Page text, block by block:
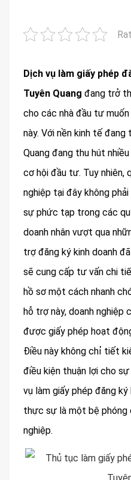
Dịch vụ làm giấy phép
Tuyên Quang đang trở
cho các nhà đầu tư
này. Với nền kinh tế
Quang đang thu hút
cơ hội đầu tư. Tuy nhiên,
nghiệp tại đây không
sự phức tạp trong các
doanh nhân vượt qua
trợ đăng ký kinh doanh
sẽ cung cấp tư vấn chi
hồ sơ một cách nhanh
hỗ trợ này, doanh nghiệp
được giấy phép hoạt
Điều này không chỉ tiết
điều kiện thuận lợi cho
vụ làm giấy phép đăng
thực sự là một bệ phóng
nghiệp.